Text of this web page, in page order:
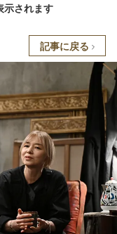
示されます
記事に戻る